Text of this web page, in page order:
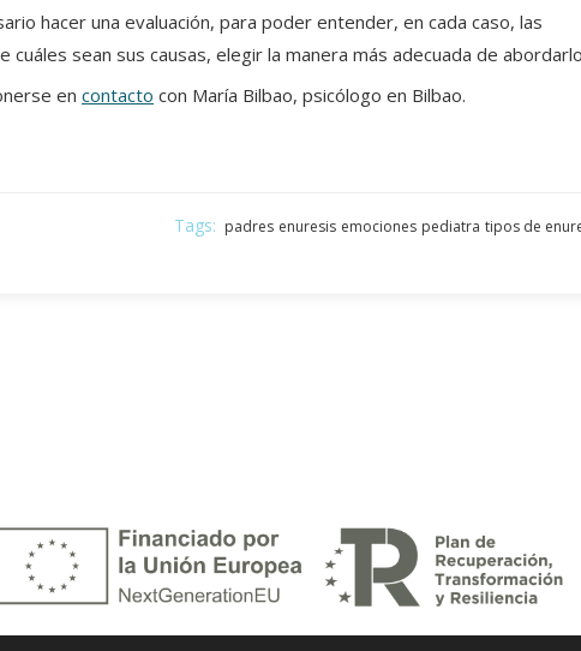
hacer una evaluación, para poder entender, en cada caso, las
sean sus causas, elegir la manera más adecuada de
en contacto con María Bilbao, psicólogo en Bilbao.
Tags: padres enuresis emociones pediatra tipos de